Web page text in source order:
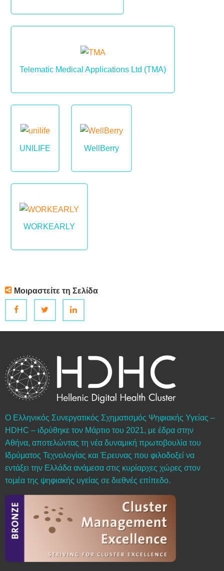
Image
Telematic Medical Applications Ltd (TMA)
Image
UNILIFE
Image
WellBerry
Image
WORKEARLY
Μοιραστείτε τη Σελίδα
Ο Ελληνικός Συνεργατικός Σχηματισμός Ψηφιακής Υγείας –
HDHC – ιδρύθηκε τον Μάρτιο του 2021, με έδρα στην
Αθήνα, αποτελώντας τη νέα δυναμική πρωτοβουλία του
Ιδρύματος Τεχνολογίας και Έρευνας που φιλοδοξεί να
εντάξει την Ελλάδα ανάμεσα στις κυρίαρχες χώρες στον
τομέα της ψηφιακής υγείας σε διεθνές επίπεδο.